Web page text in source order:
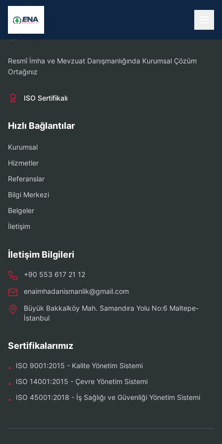
Resmî İmha ve Mevzuat Danışmanlığında Kurumsal Çözüm
Ortağınız
ISO Sertifikalı
Hızlı Bağlantılar
Kurumsal
Hizmetler
Referanslar
Bilgi Merkezi
Belgeler
İletişim
İletişim Bilgileri
+90 553 617 21 12
enaimhadanismanlik@gmail.com
Büyük Bakkalköy Mah. Samandıra Yolu No:6 Maltepe-
İstanbul
Sertifikalarımız
• ISO 9001:2015 - Kalite Yönetim Sistemi
• ISO 14001:2015 - Çevre Yönetim Sistemi
• ISO 45001:2018 - İş Sağlığı ve Güvenliği Yönetim Sistemi